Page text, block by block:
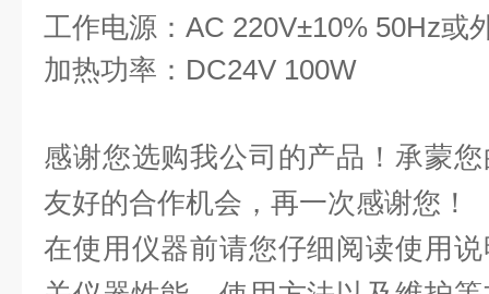
工作电源： AC 220V±10% 50Hz或
加热功率： DC24V 100W
感谢您选购我公司的产品！承蒙
友好的合作机会，再一次感谢您！
在使用仪器前请您仔细阅读使用